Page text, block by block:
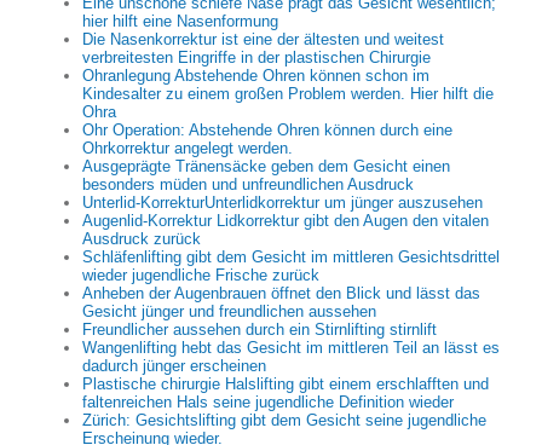
hier hilft eine Nasenformung
Die Nasenkorrektur ist eine der ältesten und weitest
verbreitesten Eingriffe in der plastischen Chirurgie
Ohranlegung Abstehende Ohren können schon im
Kindesalter zu einem großen Problem werden. Hier hilft die
Ohra
Ohr Operation: Abstehende Ohren können durch eine
Ohrkorrektur angelegt werden.
Ausgeprägte Tränensäcke geben dem Gesicht einen
besonders müden und unfreundlichen Ausdruck
Unterlid-KorrekturUnterlidkorrektur um jünger auszusehen
Augenlid-Korrektur Lidkorrektur gibt den Augen den vitalen
Ausdruck zurück
Schläfenlifting gibt dem Gesicht im mittleren Gesichtsdrittel
wieder jugendliche Frische zurück
Anheben der Augenbrauen öffnet den Blick und lässt das
Gesicht jünger und freundlichen aussehen
Freundlicher aussehen durch ein Stirnlifting stirnlift
Wangenlifting hebt das Gesicht im mittleren Teil an lässt es
dadurch jünger erscheinen
Plastische chirurgie Halslifting gibt einem erschlafften und
faltenreichen Hals seine jugendliche Definition wieder
Zürich: Gesichtslifting gibt dem Gesicht seine jugendliche
Erscheinung wieder.